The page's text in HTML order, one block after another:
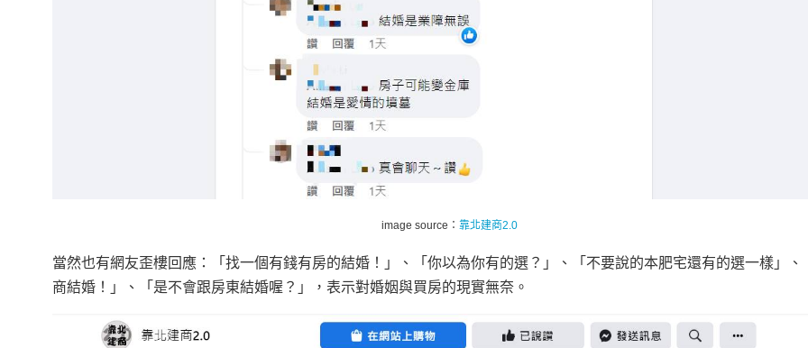
image source： 靠北建商2.0
當然也有網友歪樓回應：「找一個有錢有房的結婚！」、「你以為你有的選？」、「不要說的本肥宅還有的選一樣」、
商結婚！」、「是不會跟房東結婚喔？」，表示對婚姻與買房的現實無奈。